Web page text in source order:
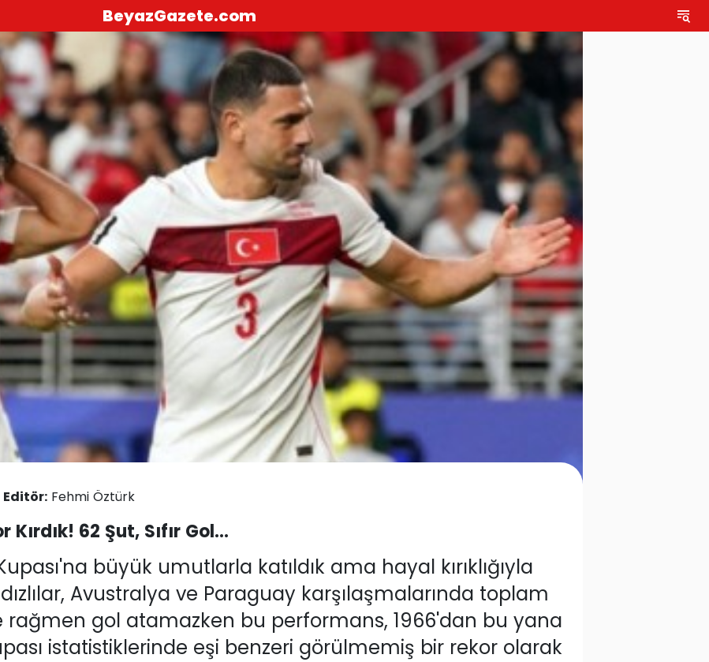
BeyazGazete.com
Editör: Fehmi Öztürk
62 Şut, Sıfır Gol...
büyük umutlarla katıldık ama hayal kırıklığıyla
Avustralya ve Paraguay karşılaşmalarında toplam
rağmen gol atamazken bu performans, 1966'dan bu yana
istatistiklerinde eşi benzeri görülmemiş bir rekor olarak